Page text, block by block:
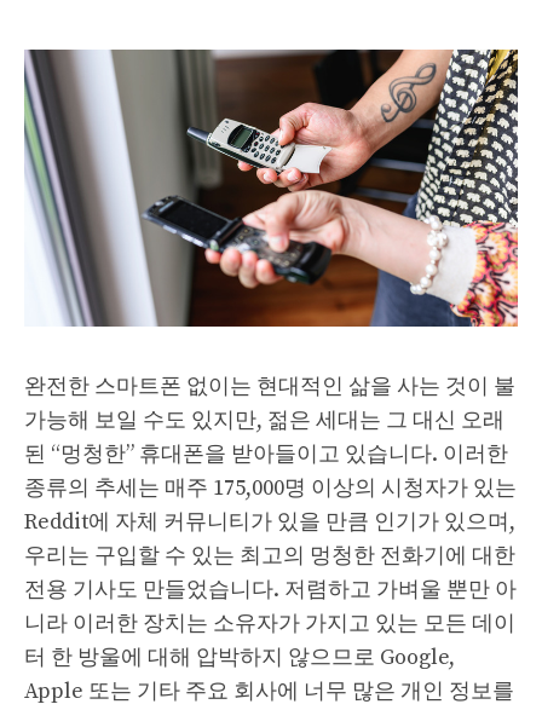
완전한 스마트폰 없이는 현대적인 삶을 사는 것이 불
가능해 보일 수도 있지만, 젊은 세대는 그 대신 오래
된 “멍청한” 휴대폰을 받아들이고 있습니다. 이러한
종류의 추세는 매주 175,000명 이상의 시청자가 있는
Reddit에 자체 커뮤니티가 있을 만큼 인기가 있으며,
우리는 구입할 수 있는 최고의 멍청한 전화기에 대한
전용 기사도 만들었습니다. 저렴하고 가벼울 뿐만 아
니라 이러한 장치는 소유자가 가지고 있는 모든 데이
터 한 방울에 대해 압박하지 않으므로 Google,
Apple 또는 기타 주요 회사에 너무 많은 개인 정보를